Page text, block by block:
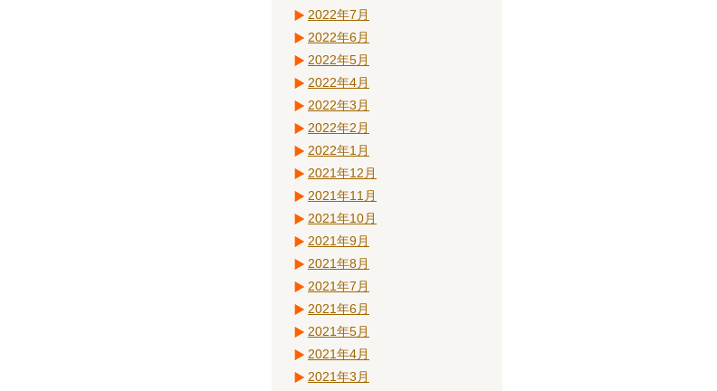
2022年7月
2022年6月
2022年5月
2022年4月
2022年3月
2022年2月
2022年1月
2021年12月
2021年11月
2021年10月
2021年9月
2021年8月
2021年7月
2021年6月
2021年5月
2021年4月
2021年3月